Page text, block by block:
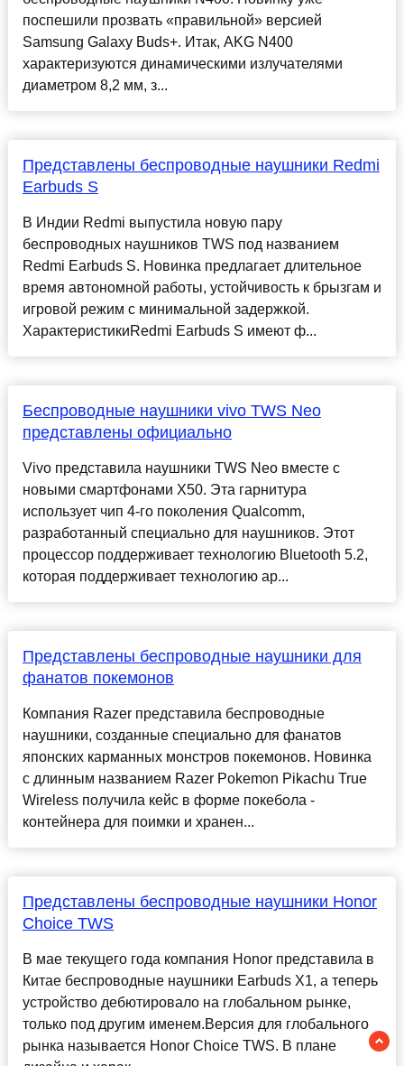
поспешили прозвать «правильной» версией
Samsung Galaxy Buds+. Итак, AKG N400
характеризуются динамическими излучателями
диаметром 8,2 мм, з...
Представлены беспроводные наушники Redmi
Earbuds S
В Индии Redmi выпустила новую пару
беспроводных наушников TWS под названием
Redmi Earbuds S. Новинка предлагает длительное
время автономной работы, устойчивость к брызгам и
игровой режим с минимальной задержкой.
ХарактеристикиRedmi Earbuds S имеют ф...
Беспроводные наушники vivo TWS Neo
представлены официально
Vivo представила наушники TWS Neo вместе с
новыми смартфонами X50. Эта гарнитура
использует чип 4-го поколения Qualcomm,
разработанный специально для наушников. Этот
процессор поддерживает технологию Bluetooth 5.2,
которая поддерживает технологию ap...
Представлены беспроводные наушники для
фанатов покемонов
Компания Razer представила беспроводные
наушники, созданные специально для фанатов
японских карманных монстров покемонов. Новинка
с длинным названием Razer Pokemon Pikachu True
Wireless получила кейс в форме покебола -
контейнера для поимки и хранен...
Представлены беспроводные наушники Honor
Choice TWS
В мае текущего года компания Honor представила в
Китае беспроводные наушники Earbuds X1, а теперь
устройство дебютировало на глобальном рынке,
только под другим именем.Версия для глобального
рынка называется Honor Choice TWS. В плане